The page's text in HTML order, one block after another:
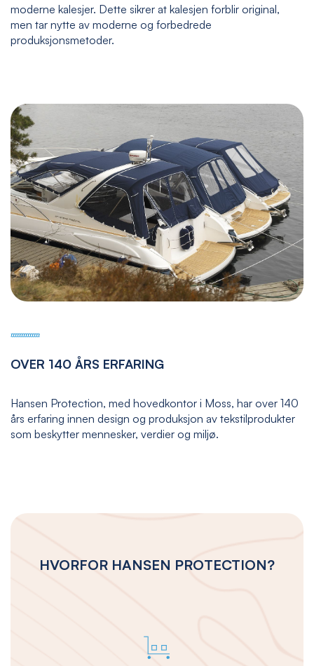
moderne kalesjer. Dette sikrer at kalesjen forblir original,
men tar nytte av moderne og forbedrede
produksjonsmetoder.
OVER 140 ÅRS ERFARING
Hansen Protection, med hovedkontor i Moss, har over 140
års erfaring innen design og produksjon av tekstilprodukter
som beskytter mennesker, verdier og miljø.
HVORFOR HANSEN PROTECTION?